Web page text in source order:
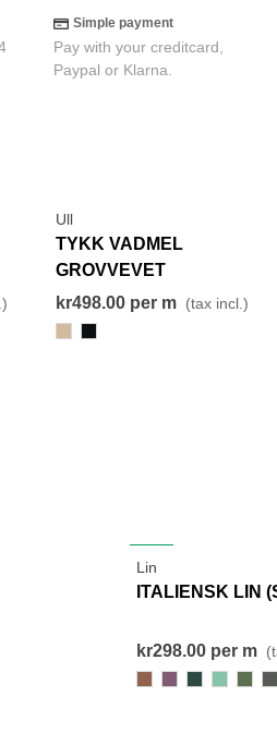
Simple payment
Pay with your creditcard,
Paypal or Klarna.
Ull
TYKK VADMEL
GROVVEVET
kr498.00 per m (tax incl.)
Lin
ITALIENSK LIN
kr298.00 per m